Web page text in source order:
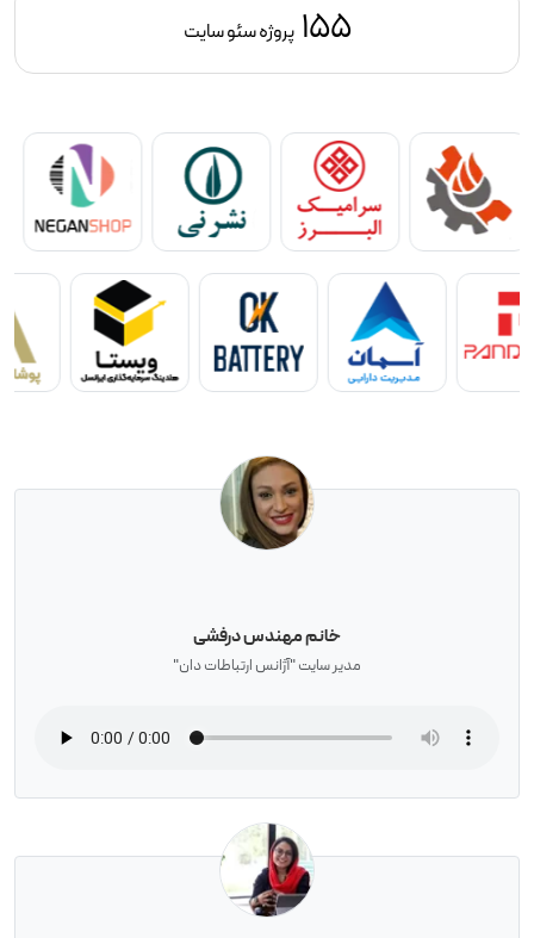
155 پروژه سئو سایت
خانم مهندس درفشی
مدیر سایت "آژانس ارتباطات دان"